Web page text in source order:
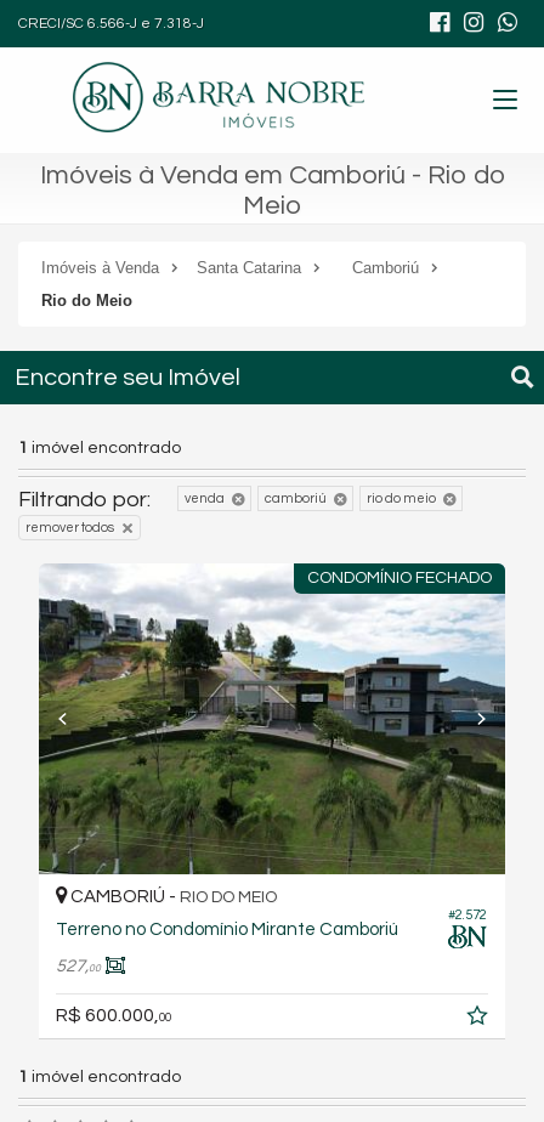
CRECI/SC 6.566-J e 7.318-J
Imóveis à Venda em Camboriú - Rio do
Meio
Imóveis à Venda Santa Catarina
Camboriú
Rio do Meio
Encontre seu Imóvel
1 imóvel encontrado
Filtrando por: venda camboriú rio do meio
remover todos
CONDOMÍNIO FECHADO
#2.572
CAMBORIÚ - RIO DO MEIO
Terreno no Condomínio Mirante Camboriú
527,00
R$ 600.000, 00
1 imóvel encontrado